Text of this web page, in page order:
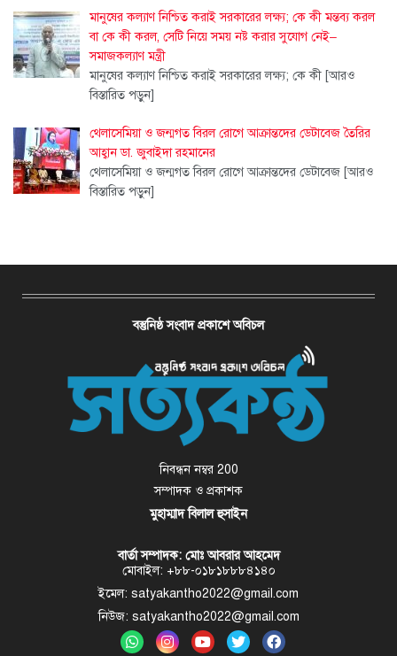
মানুষের কল্যাণ নিশ্চিত করাই সরকারের লক্ষ্য; কে কী মন্তব্য করল
বা কে কী করল, সেটি নিয়ে সময় নষ্ট করার সুযোগ নেই–
সমাজকল্যাণ মন্ত্রী
মানুষের কল্যাণ নিশ্চিত করাই সরকারের লক্ষ্য; কে কী [আরও
বিস্তারিত পড়ুন]
থেলাসেমিয়া ও জন্মগত বিরল রোগে আক্রান্তদের ডেটাবেজ তৈরির
আহ্বান ডা. জুবাইদা রহমানের
থেলাসেমিয়া ও জন্মগত বিরল রোগে আক্রান্তদের ডেটাবেজ [আরও
বিস্তারিত পড়ুন]
বস্তুনিষ্ঠ সংবাদ প্রকাশে অবিচল
নিবন্ধন নম্বর 200
সম্পাদক ও প্রকাশক
মুহাম্মাদ বিলাল হুসাইন
বার্তা সম্পাদক: মোঃ আবরার আহমেদ
মোবাইল: +৮৮-০১৮১৮৮৮৪১৪০
ইমেল: satyakantho2022@gmail.com
নিউজ: satyakantho2022@gmail.com